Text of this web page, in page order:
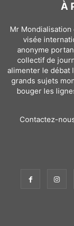
À
Mr
visée
anonyme
collectif de
alimenter le débat
grands sujets
bouger les
Contactez-